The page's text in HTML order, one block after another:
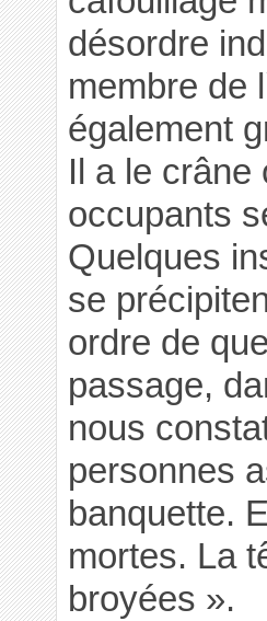
désordre
membre de
également
Il a le crâne
occupants
Quelques
se
ordre de
passage,
nous
personnes
banquette.
mortes. La
broyées ».